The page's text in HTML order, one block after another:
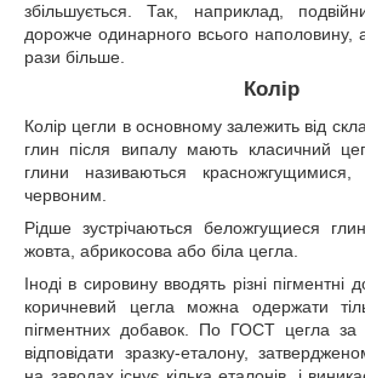
збільшується. Так, наприклад,
дорожче одинарного всього наполовину,
рази більше.
Колір
Колір цегли в основному залежить від
глин після випалу мають класичний
глини називаються
червоним.
Рідше зустрічаються беложгущиеся
жовта, абрикосова або біла цегла.
Іноді в сировину вводять різні пігментні
коричневий цегла можна одержати
пігментних добавок. По ГОСТ цегла за
відповідати зразку-еталону,